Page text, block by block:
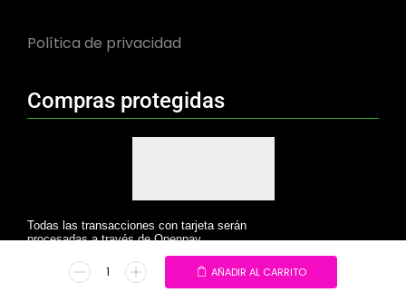
AÑADIR AL CARRITO
Política de privacidad
Compras protegidas
Todas las transacciones con tarjeta serán
procesadas a través de Openpay.